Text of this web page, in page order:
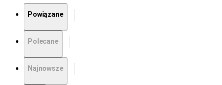
Powiązane
Polecane
Najnowsze